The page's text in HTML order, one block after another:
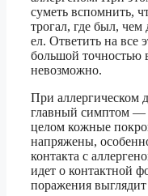
суметь вспомнить,
трогал, где был,
ел. Ответить на все
большой точностью
невозможно.
При аллергическом
главный симптом —
целом кожные
напряжены,
контакта с
идет о контактной
поражения выглядит